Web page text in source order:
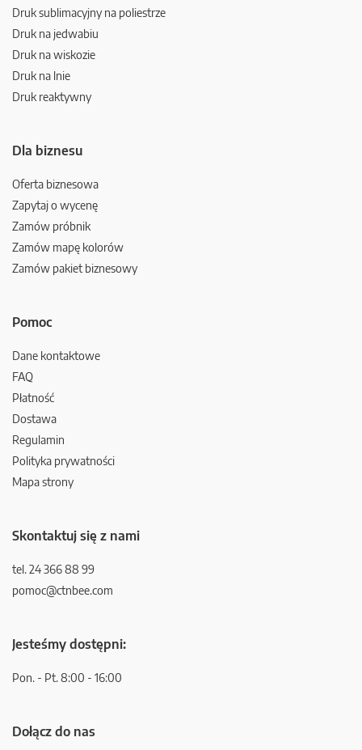
Druk sublimacyjny na poliestrze
Druk na jedwabiu
Druk na wiskozie
Druk na lnie
Druk reaktywny
Dla biznesu
Oferta biznesowa
Zapytaj o wycenę
Zamów próbnik
Zamów mapę kolorów
Zamów pakiet biznesowy
Pomoc
Dane kontaktowe
FAQ
Płatność
Dostawa
Regulamin
Polityka prywatności
Mapa strony
Skontaktuj się z nami
tel. 24 366 88 99
pomoc@ctnbee.com
Jesteśmy dostępni:
Pon. - Pt. 8:00 - 16:00
Dołącz do nas